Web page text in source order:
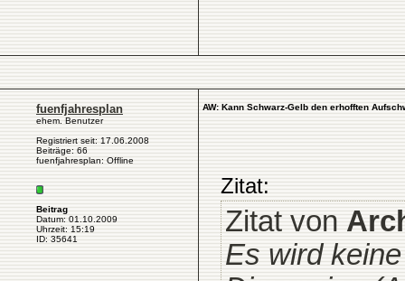
fuenfjahresplan
ehem. Benutzer
Registriert seit: 17.06.2008
Beiträge: 66
fuenfjahresplan: Offline
Beitrag
Datum: 01.10.2009
Uhrzeit: 15:19
ID: 35641
AW: Kann Schwarz-Gelb den erhofften
Zitat:
Zitat von
Es wird